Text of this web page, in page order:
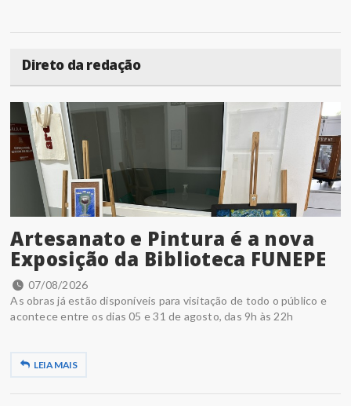
Direto da redação
Artesanato e Pintura é a nova
Exposição da Biblioteca FUNEPE
07/08/2026
As obras já estão disponíveis para visitação de todo o público e
acontece entre os dias 05 e 31 de agosto, das 9h às 22h
LEIA MAIS